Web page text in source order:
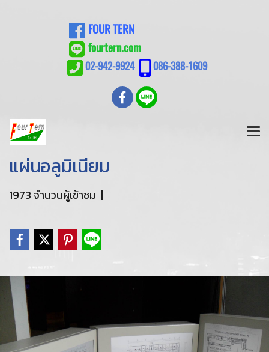
FOUR TERN
fourtern.com
02-942-9924 086-388-1609
แผ่นอลูมิเนียม
1973 จำนวนผู้เข้าชม |